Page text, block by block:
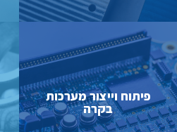
פיתוח וייצור מערכות
בקרה
קרא עוד